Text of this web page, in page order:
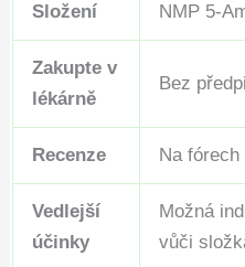
Složení NMP 5-
Zakupte v
lékárně
Bez
Recenze Na
Vedlejší
účinky
Možná
vůči